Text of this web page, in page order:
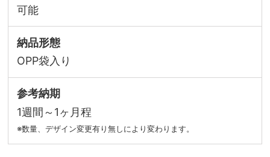
可能
納品形態
OPP袋入り
参考納期
1週間～1ヶ月程
※数量、デザイン変更有り無しにより変わります。